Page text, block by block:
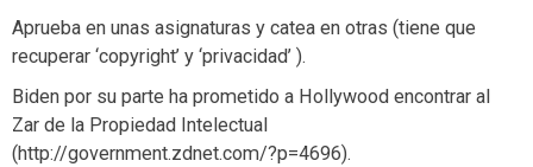
Aprueba en unas asignaturas y catea en otras (tiene que
recuperar ‘copyright’ y ‘privacidad’ ).
Biden por su parte ha prometido a Hollywood encontrar al
Zar de la Propiedad Intelectual
(http://government.zdnet.com/?p=4696).